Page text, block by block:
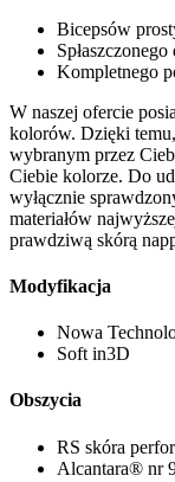
Bicepsów
Spłaszczonego
Kompletnego
W naszej ofercie
kolorów. Dzięki
wybranym przez
Ciebie kolorze. Do
wyłącznie
materiałów
prawdziwą skórą
Modyfikacja
Nowa
Soft in3D
Obszycia
RS skóra
Alcantara® nr